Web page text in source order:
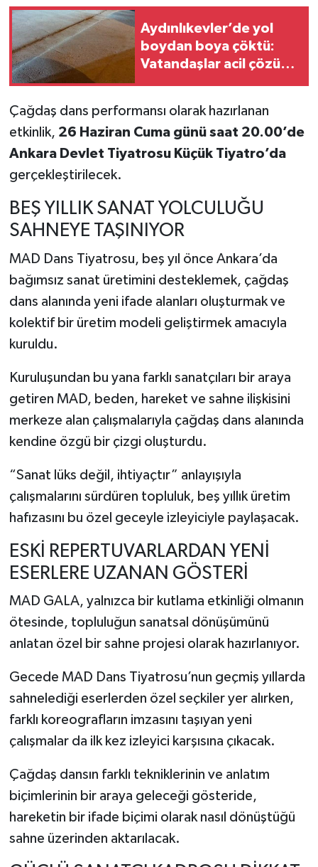
Aydınlıkevler’de yol
boydan boya çöktü:
Vatandaşlar acil çözüm
Çağdaş dans performansı olarak hazırlanan
etkinlik, 26 Haziran Cuma günü saat 20.00’de
Ankara Devlet Tiyatrosu Küçük Tiyatro’da
gerçekleştirilecek.
BEŞ YILLIK SANAT YOLCULUĞU
SAHNEYE TAŞINIYOR
MAD Dans Tiyatrosu, beş yıl önce Ankara’da
bağımsız sanat üretimini desteklemek, çağdaş
dans alanında yeni ifade alanları oluşturmak ve
kolektif bir üretim modeli geliştirmek amacıyla
kuruldu.
Kuruluşundan bu yana farklı sanatçıları bir araya
getiren MAD, beden, hareket ve sahne ilişkisini
merkeze alan çalışmalarıyla çağdaş dans alanında
kendine özgü bir çizgi oluşturdu.
“Sanat lüks değil, ihtiyaçtır” anlayışıyla
çalışmalarını sürdüren topluluk, beş yıllık üretim
hafızasını bu özel geceyle izleyiciyle paylaşacak.
ESKİ REPERTUVARLARDAN YENİ
ESERLERE UZANAN GÖSTERİ
MAD GALA, yalnızca bir kutlama etkinliği olmanın
ötesinde, topluluğun sanatsal dönüşümünü
anlatan özel bir sahne projesi olarak hazırlanıyor.
Gecede MAD Dans Tiyatrosu’nun geçmiş yıllarda
sahnelediği eserlerden özel seçkiler yer alırken,
farklı koreografların imzasını taşıyan yeni
çalışmalar da ilk kez izleyici karşısına çıkacak.
Çağdaş dansın farklı tekniklerinin ve anlatım
biçimlerinin bir araya geleceği gösteride,
hareketin bir ifade biçimi olarak nasıl dönüştüğü
sahne üzerinden aktarılacak.